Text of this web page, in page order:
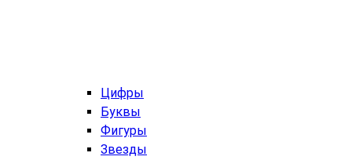
Цифры
Буквы
Фигуры
Звезды